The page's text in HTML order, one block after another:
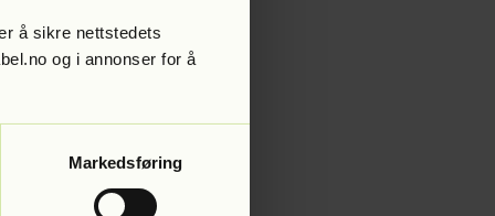
å sikre nettstedets
og i annonser for å
Markedsføring